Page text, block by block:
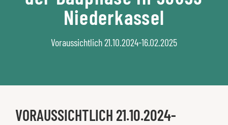
Niederkassel
Voraussichtlich 21.10.2024-16.02.2025
VORAUSSICHTLICH 21.10.2024-